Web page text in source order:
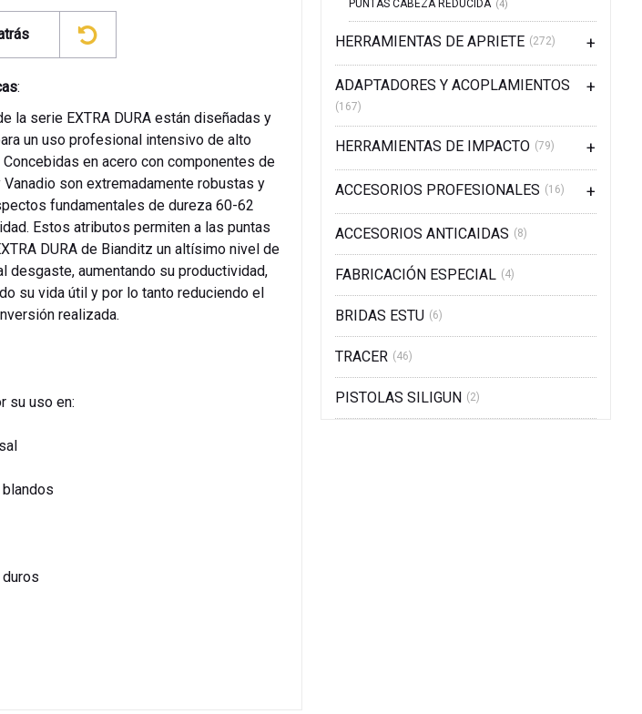
:
la serie EXTRA DURA están diseñadas y
un uso profesional intensivo de alto
en acero con componentes de
son extremadamente robustas y
fundamentales de dureza 60-62
Estos atributos permiten a las puntas
DURA de Bianditz un altísimo nivel de
desgaste, aumentando su productividad,
su vida útil y por lo tanto reduciendo el
realizada.
su uso en:
PUNTAS CABEZA REDUCIDA (4)
HERRAMIENTAS DE APRIETE (272)
ADAPTADORES Y ACOPLAMIENTOS
(167)
HERRAMIENTAS DE IMPACTO (79)
ACCESORIOS PROFESIONALES (16)
ACCESORIOS ANTICAIDAS (8)
FABRICACIÓN ESPECIAL (4)
BRIDAS ESTU (6)
TRACER (46)
PISTOLAS SILIGUN (2)